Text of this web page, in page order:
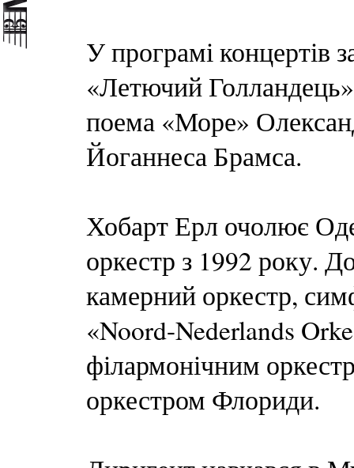
У програмі концертів
«Летючий
поема «Море»
Йоганнеса Брамса.
Хобарт Ерл очолює
оркестр з 1992 року.
камерний оркестр,
«Noord-Nederlands
філармонічним
оркестром Флориди.